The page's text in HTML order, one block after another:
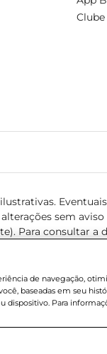
sem
Para consultar
de navegação,
baseadas em seu
dispositivo. Para